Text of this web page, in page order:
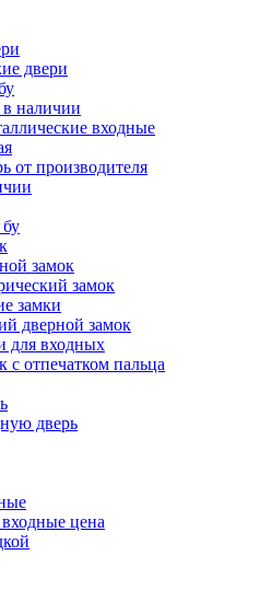
двери
наличии
входные
от производителя
замок
замок
замки
дверной замок
для входных
с отпечатком пальца
дверь
цена